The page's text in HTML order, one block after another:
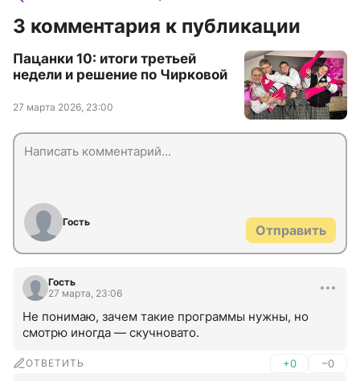
3 комментария к публикации
Пацанки 10: итоги третьей
недели и решение по Чирковой
27 марта 2026, 23:00
Гость
Отправить
Гость
27 марта, 23:06
Не понимаю, зачем такие программы нужны, но
смотрю иногда — скучновато.
ОТВЕТИТЬ +0 –0